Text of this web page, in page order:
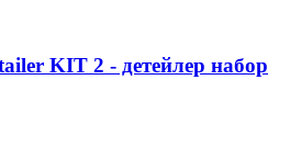
KIT 2 - детейлер набор